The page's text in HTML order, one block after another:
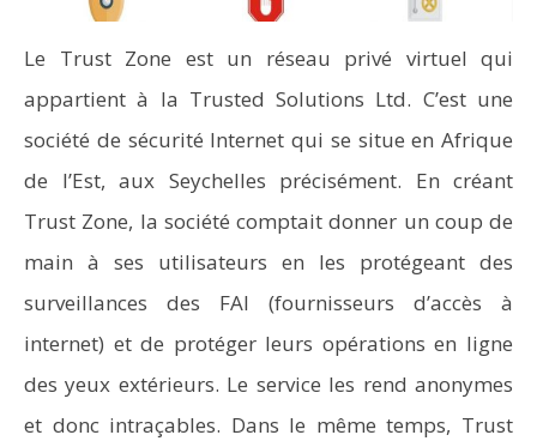
Le Trust Zone est un réseau privé virtuel qui
appartient à la Trusted Solutions Ltd. C’est une
société de sécurité Internet qui se situe en Afrique
de l’Est, aux Seychelles précisément. En créant
Trust Zone, la société comptait donner un coup de
main à ses utilisateurs en les protégeant des
surveillances des FAI (fournisseurs d’accès à
internet) et de protéger leurs opérations en ligne
des yeux extérieurs. Le service les rend anonymes
et donc intraçables. Dans le même temps, Trust